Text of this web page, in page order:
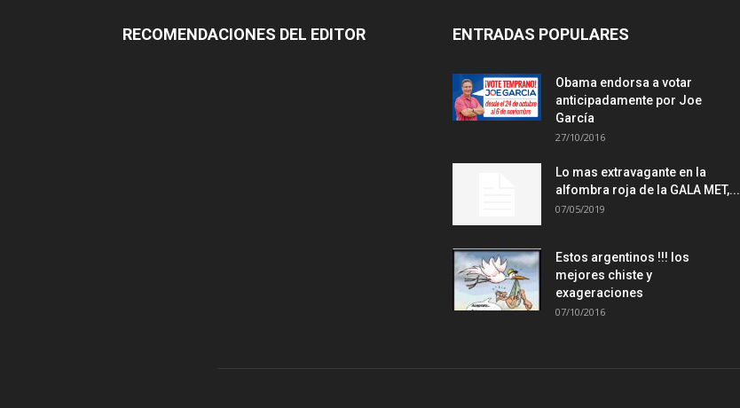
RECOMENDACIONES DEL EDITOR ENTRADAS POPULARES
Obama endorsa a votar
anticipadamente por Joe
García
27/10/2016
Lo mas extravagante en la
alfombra roja de la GALA MET,...
07/05/2019
Estos argentinos !!! los
mejores chiste y
exageraciones
07/10/2016